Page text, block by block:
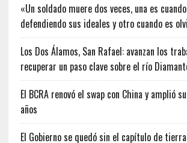
«Un soldado muere dos veces, una es
defendiendo sus ideales y otro cuando es
Los Dos Álamos, San Rafael: avanzan los
recuperar un paso clave sobre el río
El BCRA renovó el swap con China y amplió
años
El Gobierno se quedó sin el capítulo de